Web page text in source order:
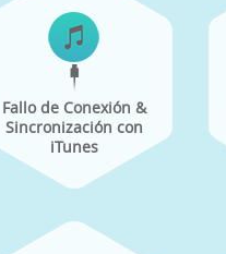
Fallo de Conexión &
Sincronización con
iTunes